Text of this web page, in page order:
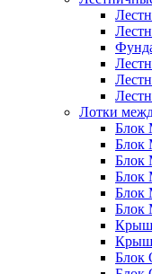
Лотки
Блок
Блок
Блок